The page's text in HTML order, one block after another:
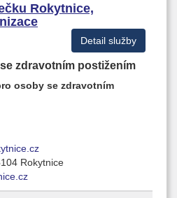
Rokytnice,
Detail služby
zdravotním postižením
osoby se zdravotním
Rokytnice